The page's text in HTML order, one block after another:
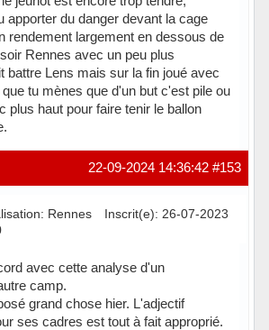
apporter du danger devant la cage
rendement largement en dessous de
Rennes avec un peu plus
battre Lens mais sur la fin joué avec
tu mènes que d'un but c'est pile ou
plus haut pour faire tenir le ballon
#153
22-09-2024 14:36:42
Rennes
Inscrit(e): 26-07-2023
avec cette analyse d'un
camp.
grand chose hier. L'adjectif
ses cadres est tout à fait approprié.